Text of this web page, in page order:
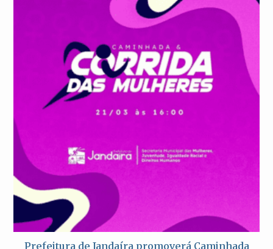
Prefeitura de Jandaíra promoverá Caminhada